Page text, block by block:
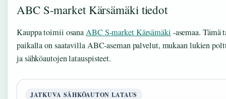
ABC S-market Kärsämäki tiedot
Kauppa toimii osanaABC S-market Kärsämäki -asemaa. Tämä
paikalla on saatavilla ABC-aseman palvelut, mukaan lukien
ja sähköautojen latauspisteet.
JATKUVA SÄHKÖAUTON LATAUS